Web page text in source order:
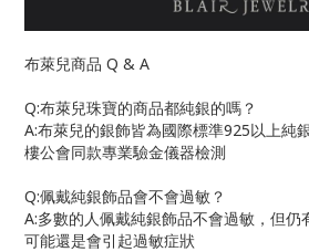
布萊兒商品 Q & A
Q:布萊兒珠寶的商品都純銀的嗎？
A:布萊兒的銀飾皆為國際標準925以上純
樓公會同款專業驗金儀器檢測
Q:佩戴純銀飾品會不會過敏？
A:多數的人佩戴純銀飾品不會過敏，但
可能還是會引起過敏症狀